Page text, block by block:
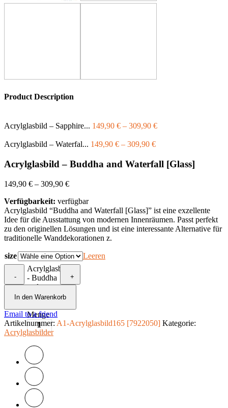
Product Description
Acrylglasbild – Sapphire... 149,90 € – 309,90 €
Acrylglasbild – Waterfal... 149,90 € – 309,90 €
Acrylglasbild – Buddha and Waterfall [Glass]
149,90 € – 309,90 €
Verfügbarkeit: verfügbar
Acrylglasbild “Buddha and Waterfall [Glass]” ist eine exzellente
Idee für die Ausstattung von modernen Innenräumen. Passt perfekt
zu den originellen Lösungen und ist eine interessante Alternative für
traditionelle Wanddekorationen z.
size Leeren
-
Acrylglasbild
- Buddha
and
Waterfall
Menge
+
In den Warenkorb
Email to a friend
Artikelnummer: A1-Acrylglasbild165 [7922050] Kategorie:
Acrylglasbilder